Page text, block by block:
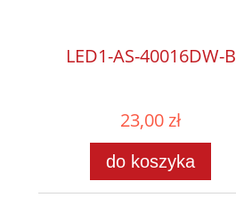
LED1-AS-40016DW-B
23,00 zł
do koszyka